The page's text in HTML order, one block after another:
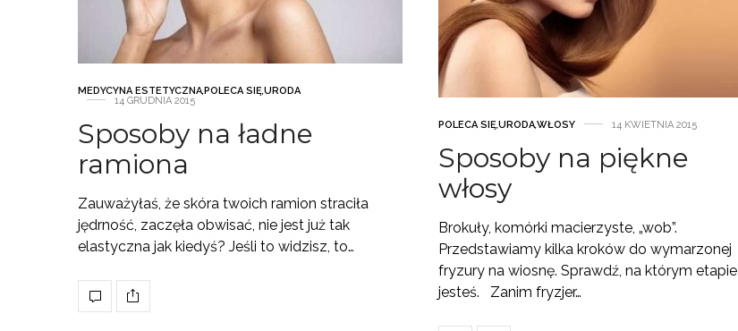
MEDYCYNA ESTETYCZNA,POLECA SIĘ,URODA
14 GRUDNIA 2015
Sposoby na ładne
ramiona
Zauważyłaś, że skóra twoich ramion straciła
jędrność, zaczęła obwisać, nie jest już tak
elastyczna jak kiedyś? Jeśli to widzisz, to…
POLECA SIĘ,URODA,WŁOSY 14 KWIETNIA 2015
Sposoby na piękne
włosy
Brokuły, komórki macierzyste, „wob”.
Przedstawiamy kilka kroków do wymarzonej
fryzury na wiosnę. Sprawdź, na którym etapie
jesteś. Zanim fryzjer…